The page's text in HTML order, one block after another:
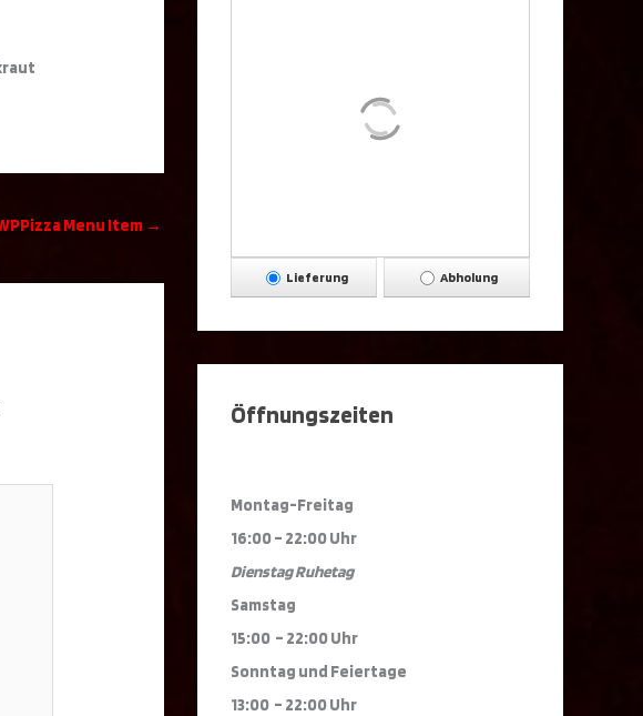
Menu Item →
Lieferung Abholung
Öffnungszeiten
Montag-Freitag
16:00 – 22:00 Uhr
Dienstag Ruhetag
Samstag
15:00 – 22:00 Uhr
Sonntag und Feiertage
13:00 – 22:00 Uhr